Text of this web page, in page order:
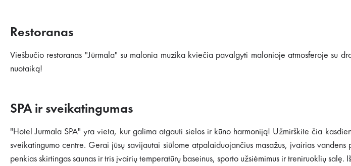
Restoranas
Viešbučio restoranas "Jūrmala" su malonia muzika kviečia pavalgyti malonioje atmosferoje su
nuotaiką!
SPA ir sveikatingumas
"Hotel Jurmala SPA" yra vieta, kur galima atgauti sielos ir kūno harmoniją! Užmirškite čia
sveikatingumo centre. Gerai jūsų savijautai siūlome atpalaiduojančius masažus, įvairias
penkias skirtingas saunas ir tris įvairių temperatūrų baseinus, sporto užsiėmimus ir treniruoklių